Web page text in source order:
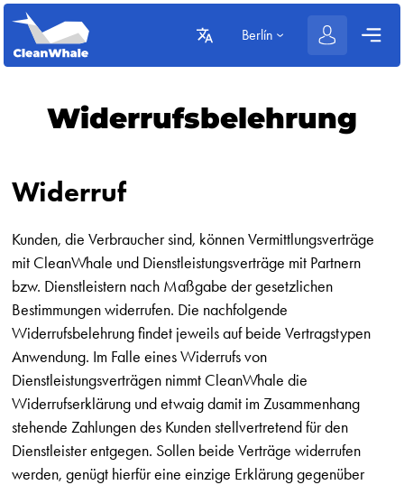
Berlín
Widerrufsbelehrung
Widerruf
Kunden, die Verbraucher sind, können Vermittlungsverträge
mit CleanWhale und Dienstleistungsverträge mit Partnern
bzw. Dienstleistern nach Maßgabe der gesetzlichen
Bestimmungen widerrufen. Die nachfolgende
Widerrufsbelehrung findet jeweils auf beide Vertragstypen
Anwendung. Im Falle eines Widerrufs von
Dienstleistungsverträgen nimmt CleanWhale die
Widerrufserklärung und etwaig damit im Zusammenhang
stehende Zahlungen des Kunden stellvertretend für den
Dienstleister entgegen. Sollen beide Verträge widerrufen
werden, genügt hierfür eine einzige Erklärung gegenüber